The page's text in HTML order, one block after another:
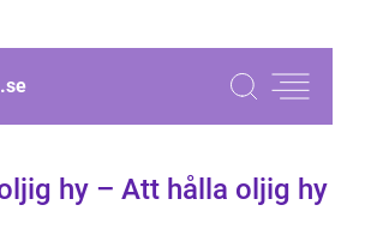
se
hy – Att hålla oljig hy